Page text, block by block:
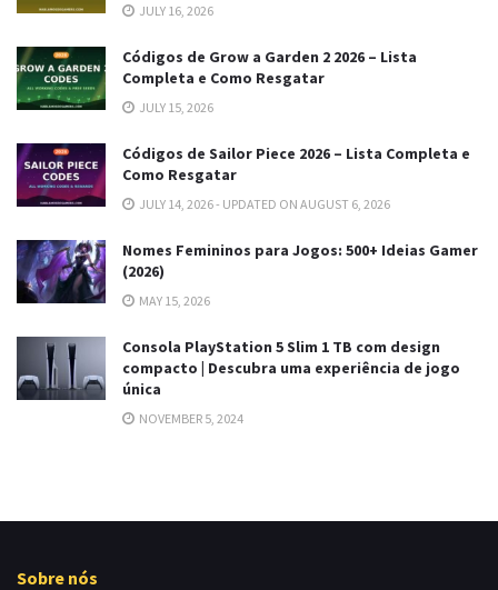
JULY 16, 2026
Códigos de Grow a Garden 2 2026 – Lista
Completa e Como Resgatar
JULY 15, 2026
Códigos de Sailor Piece 2026 – Lista Completa e
Como Resgatar
JULY 14, 2026 - UPDATED ON AUGUST 6, 2026
Nomes Femininos para Jogos: 500+ Ideias Gamer
(2026)
MAY 15, 2026
Consola PlayStation 5 Slim 1 TB com design
compacto | Descubra uma experiência de jogo
única
NOVEMBER 5, 2024
Sobre nós